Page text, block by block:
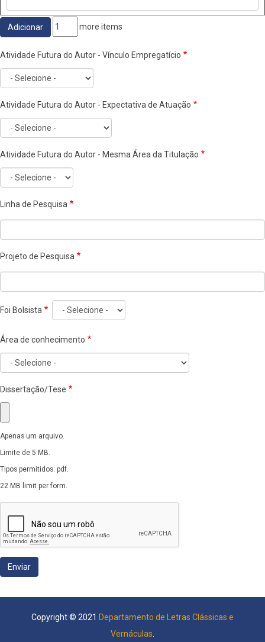
Adicionar
items
more items
Atividade Futura do Autor - Vínculo Empregatício
Atividade Futura do Autor - Expectativa de Atuação
Atividade Futura do Autor - Mesma Área da Titulação
Linha de Pesquisa
Projeto de Pesquisa
Foi Bolsista
Área de conhecimento
Dissertação/Tese
Apenas um arquivo.
Limite de 5 MB.
Tipos permitidos: pdf.
22 MB limit per form.
Copyright © 2021 Departamento de Letras Clássicas e
Vernáculas